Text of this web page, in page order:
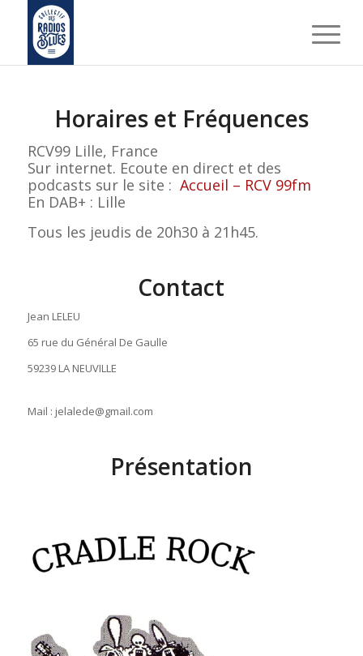
Horaires et Fréquences
RCV99 Lille, France
Sur internet. Ecoute en direct et des
podcasts sur le site : Accueil – RCV 99fm
En DAB+ : Lille
Tous les jeudis de 20h30 à 21h45.
Contact
Jean LELEU
65 rue du Général De Gaulle
59239 LA NEUVILLE
Mail : jelalede@gmail.com
Présentation